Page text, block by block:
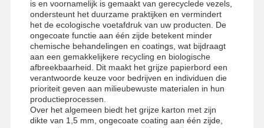
Door De
Fabriek
Role
Contact Met
Ons Op
Gevallen Bloggen
Grijs karton
is en voornamelijk is gemaakt van gerecyclede vezels,
ondersteunt het duurzame praktijken en vermindert
het de ecologische voetafdruk van uw producten. De
ongecoate functie aan één zijde betekent minder
chemische behandelingen en coatings, wat bijdraagt
aan een gemakkelijkere recycling en biologische
afbreekbaarheid. Dit maakt het grijze papierbord een
verantwoorde keuze voor bedrijven en individuen die
prioriteit geven aan milieubewuste materialen in hun
productieprocessen.
Over het algemeen biedt het grijze karton met zijn
dikte van 1,5 mm, ongecoate coating aan één zijde,